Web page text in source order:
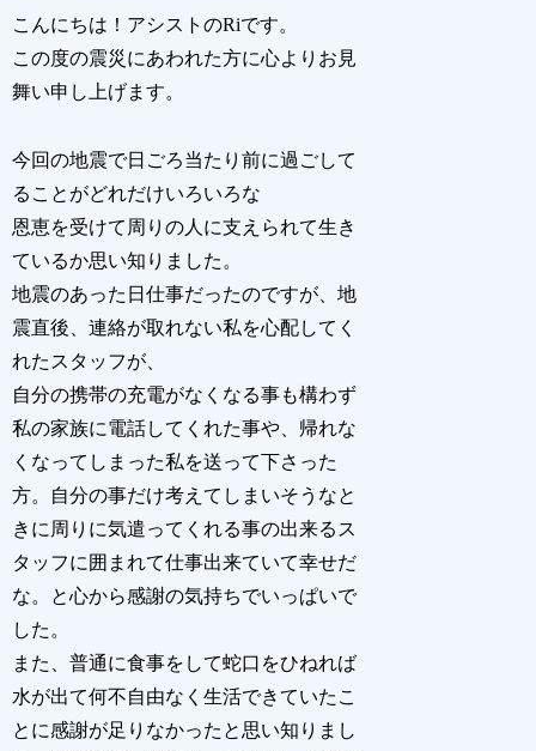
こんにちは！アシストのRiです。
この度の震災にあわれた方に心よりお見
舞い申し上げます。
今回の地震で日ごろ当たり前に過ごして
ることがどれだけいろいろな
恩恵を受けて周りの人に支えられて生き
ているか思い知りました。
地震のあった日仕事だったのですが、地
震直後、連絡が取れない私を心配してく
れたスタッフが、
自分の携帯の充電がなくなる事も構わず
私の家族に電話してくれた事や、帰れな
くなってしまった私を送って下さった
方。自分の事だけ考えてしまいそうなと
きに周りに気遣ってくれる事の出来るス
タッフに囲まれて仕事出来ていて幸せだ
な。と心から感謝の気持ちでいっぱいで
した。
また、普通に食事をして蛇口をひねれば
水が出て何不自由なく生活できていたこ
とに感謝が足りなかったと思い知りまし